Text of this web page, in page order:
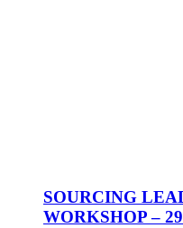
SOURCING
WORKSHOP –